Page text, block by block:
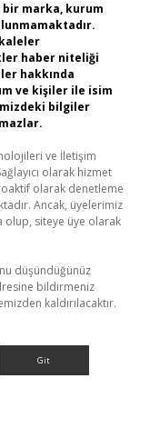
marka, kurum
haber niteliği
hakkında
ve kişiler ile isim
bilgiler
ve İletişim
olarak hizmet
olarak denetleme
Ancak, üyelerimiz
olup, siteye üye olarak
düşündüğünüz
bildirmeniz
kaldırılacaktır.